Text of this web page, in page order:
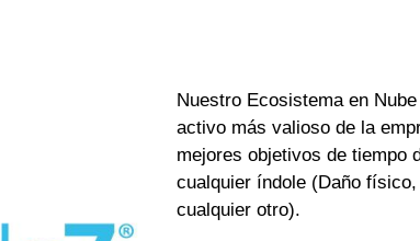
Nuestro Ecosistema en
activo más valioso de la
mejores objetivos de tiempo
cualquier índole (Daño
cualquier otro).